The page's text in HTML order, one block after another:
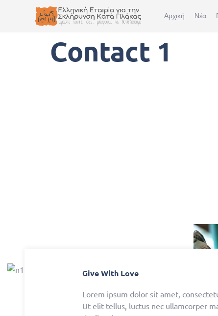
Αρχική Νέα
Contact 1
Give With Love
Lorem ipsum dolor sit amet,
Ut elit tellus, luctus nec ullamcorper